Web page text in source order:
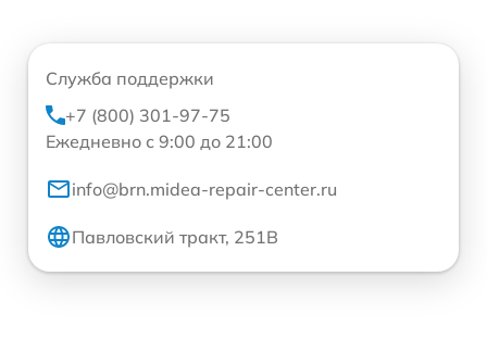
Служба поддержки
+7 (800) 301-97-75
Ежедневно с 9:00 до 21:00
info@brn.midea-repair-center.ru
Павловский тракт, 251В